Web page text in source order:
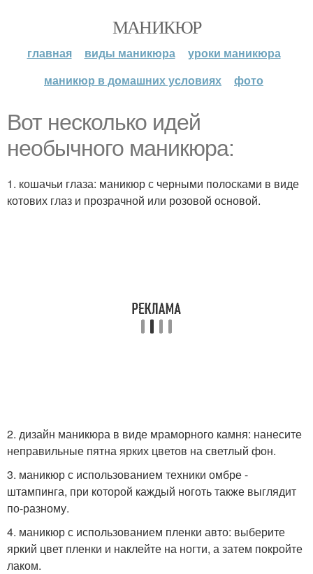
МАНИКЮР
главная виды маникюра
уроки маникюра
маникюр в домашних условиях
фото
Вот несколько идей
необычного маникюра:
1. кошачьи глаза: маникюр с черными полосками в виде
котових глаз и прозрачной или розовой основой.
2. дизайн маникюра в виде мраморного камня: нанесите
неправильные пятна ярких цветов на светлый фон.
3. маникюр с использованием техники омбре -
штампинга, при которой каждый ноготь также выглядит
по-разному.
4. маникюр с использованием пленки авто: выберите
яркий цвет пленки и наклейте на ногти, а затем покройте
лаком.